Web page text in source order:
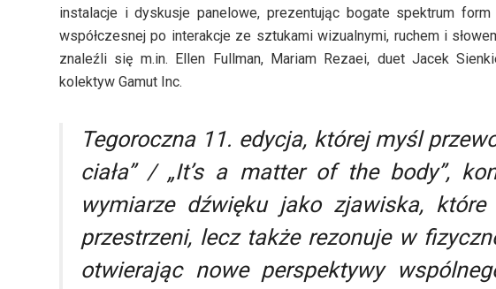
instalacje i dyskusje panelowe, prezentując bogate spektrum
współczesnej po interakcje ze sztukami wizualnymi, ruchem i
znaleźli się m.in. Ellen Fullman, Mariam Rezaei, duet Jacek
kolektyw Gamut Inc.
Tegoroczna 11. edycja, której myśl
ciała” / „It’s a matter of the body”,
wymiarze dźwięku jako zjawiska,
przestrzeni, lecz także rezonuje w
otwierając nowe perspektywy